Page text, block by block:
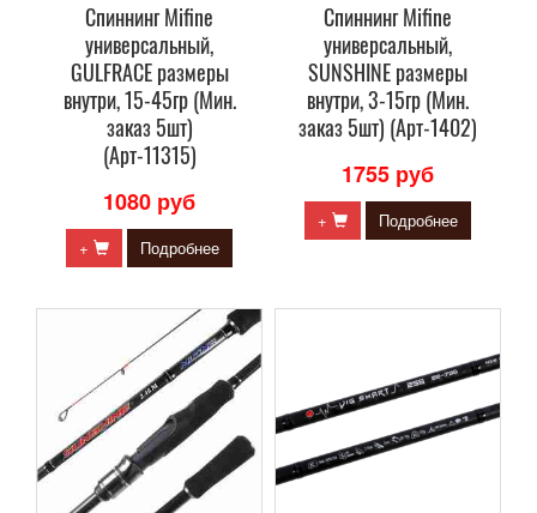
Спиннинг Mifine
универсальный,
GULFRACE размеры
внутри, 15-45гр (Мин.
заказ 5шт)
(Арт-11315)
1080 руб
+ Подробнее
Спиннинг Mifine
универсальный,
SUNSHINE размеры
внутри, 3-15гр (Мин.
заказ 5шт) (Арт-1402)
1755 руб
+ Подробнее